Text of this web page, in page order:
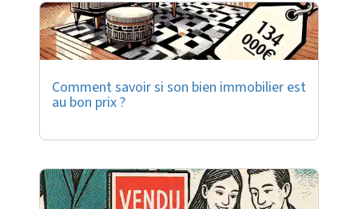
Comment savoir si son bien immobilier est
au bon prix ?